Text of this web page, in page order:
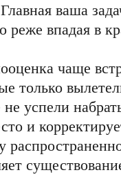
ваша
реже впадая в
чаще
только
не успели
и